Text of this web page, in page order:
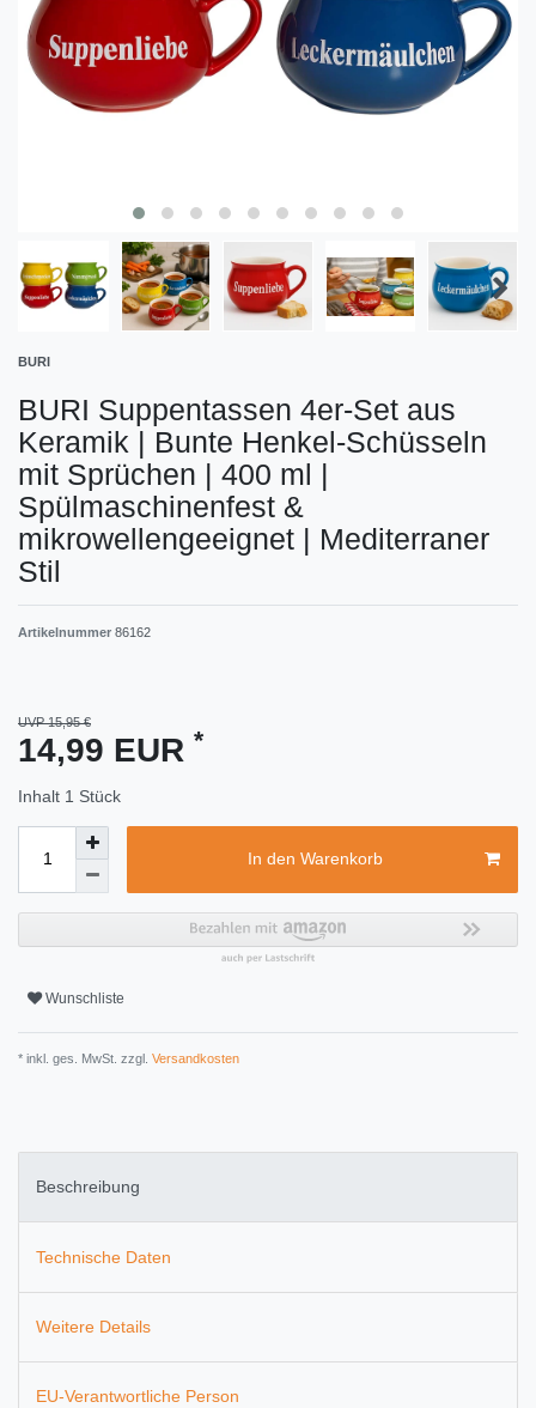
BURI
BURI Suppentassen 4er-Set aus
Keramik | Bunte Henkel-Schüsseln
mit Sprüchen | 400 ml |
Spülmaschinenfest &
mikrowellengeeignet | Mediterraner
Stil
Artikelnummer 86162
UVP 15,95 €
14,99 EUR *
Inhalt 1 Stück
In den Warenkorb
Wunschliste
* inkl. ges. MwSt. zzgl. Versandkosten
Beschreibung
Technische Daten
Weitere Details
EU-Verantwortliche Person